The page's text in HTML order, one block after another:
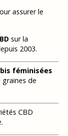
assurer le
sur la
2003.
féminisées
de
CBD